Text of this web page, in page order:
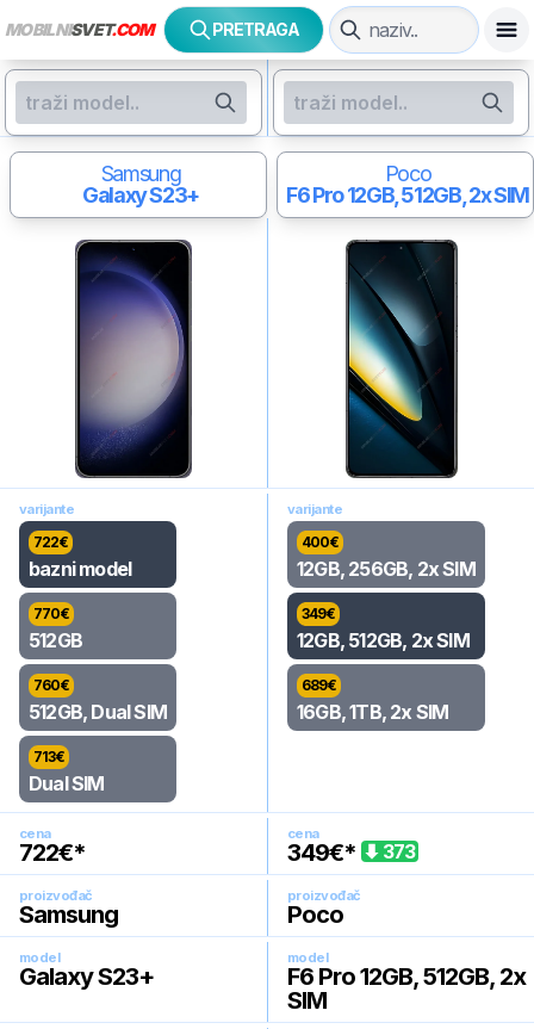
MOBILNISVET.COM PRETRAGA
Samsung
Galaxy S23+
Poco
F6 Pro12GB, 512GB, 2x SIM
varijante
722€
bazni model
770€
512GB
760€
512GB, Dual SIM
713€
Dual SIM
varijante
400€
12GB, 256GB, 2x SIM
349€
12GB, 512GB, 2x SIM
689€
16GB, 1TB, 2x SIM
cena
722€*
cena
349€* 373
proizvođač
Samsung
proizvođač
Poco
model
Galaxy S23+
model
F6 Pro 12GB, 512GB, 2x
SIM